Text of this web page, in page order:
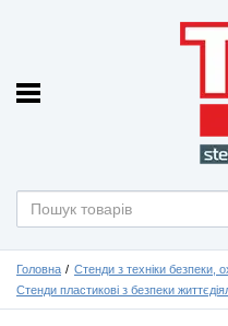
Головна
Стенди з техніки безпеки,
Стенди пластикові з безпеки